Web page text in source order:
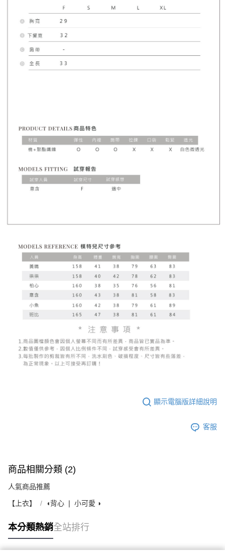
顯示電腦版詳細說明
客服
商品相關分類 (2)
人氣商品推薦
【上衣】 ◖背心 ❘ 小可愛 ◗
本分類熱銷全站排行